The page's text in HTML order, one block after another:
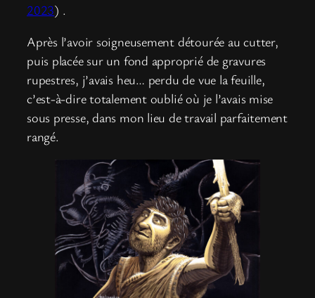
2023) .
Après l’avoir soigneusement détourée au cutter,
puis placée sur un fond approprié de gravures
rupestres, j’avais heu… perdu de vue la feuille,
c’est-à-dire totalement oublié où je l’avais mise
sous presse, dans mon lieu de travail parfaitement
rangé.